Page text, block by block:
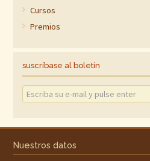
Cursos
Premios
suscríbase al boletín
Nuestros datos